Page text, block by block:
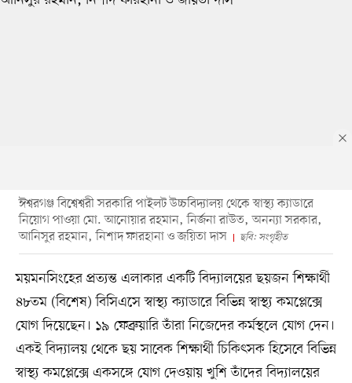
ঈশ্বরগঞ্জ বিশ্বেশ্বরী সরকারি পাইলট উচ্চবিদ্যালয় থেকে স্বাস্থ্য ক্যাডারে
নিয়োগ পাওয়া মো. আনোয়ার রহমান, নির্জনা রাউত, অনন্যা সরকার,
আনিসুর রহমান, নিশাদ ফারহানা ও জয়িতা দাস
ছবি: সংগৃহীত
ময়মনসিংহের প্রত্যন্ত এলাকার একটি বিদ্যালয়ের ছয়জন শিক্ষার্থী
৪৮তম (বিশেষ) বিসিএসে স্বাস্থ্য ক্যাডারে বিভিন্ন স্বাস্থ্য কমপ্লেক্সে
যোগ দিয়েছেন। ১৯ ফেব্রুয়ারি তাঁরা নিজেদের কর্মস্থলে যোগ দেন।
একই বিদ্যালয় থেকে ছয় সাবেক শিক্ষার্থী চিকিৎসক হিসেবে বিভিন্ন
স্বাস্থ্য কমপ্লেক্সে একসঙ্গে যোগ দেওয়ায় খুশি তাঁদের বিদ্যালয়ের